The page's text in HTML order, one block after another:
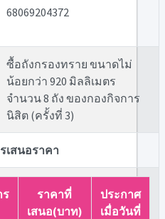
68069204372
ซื้อถังกรองทราย ขนาดไม่
น้อยกว่า 920 มิลลิเมตร
จำนวน 8 ถัง ของกองกิจการ
นิสิต (ครั้งที่ 3)
เสนอราคา
ร
ราคาที่
เสนอ(บาท)
ประกาศ
เมื่อวันที่